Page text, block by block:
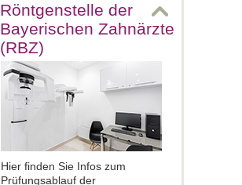
Röntgenstelle der
Bayerischen Zahnärzte
(RBZ)
Hier finden Sie Infos zum
Prüfungsablauf der